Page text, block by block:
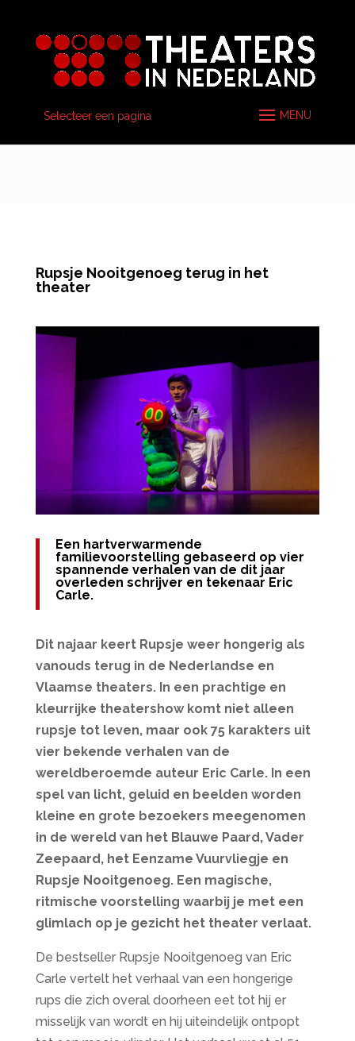
Selecteer een pagina
Rupsje Nooitgenoeg terug in het
theater
Een hartverwarmende
familievoorstelling gebaseerd op vier
spannende verhalen van de dit jaar
overleden schrijver en tekenaar Eric
Carle.
Dit najaar keert Rupsje weer hongerig als
vanouds terug in de Nederlandse en
Vlaamse theaters. In een prachtige en
kleurrijke theatershow komt niet alleen
rupsje tot leven, maar ook 75 karakters uit
vier bekende verhalen van de
wereldberoemde auteur Eric Carle. In een
spel van licht, geluid en beelden worden
kleine en grote bezoekers meegenomen
in de wereld van het Blauwe Paard, Vader
Zeepaard, het Eenzame Vuurvliegje en
Rupsje Nooitgenoeg. Een magische,
ritmische voorstelling waarbij je met een
glimlach op je gezicht het theater verlaat.
De bestseller Rupsje Nooitgenoeg van Eric
Carle vertelt het verhaal van een hongerige
rups die zich overal doorheen eet tot hij er
misselijk van wordt en hij uiteindelijk ontpopt